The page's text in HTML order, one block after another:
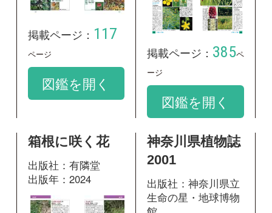
掲載ページ： 139
図鑑を開く 掲載ページ：840ペ
図鑑を開く
冬 和名の由来
出版社：山と溪谷社
出版年：2017